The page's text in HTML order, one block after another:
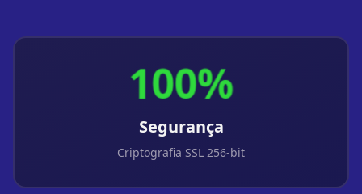
100%
Segurança
Criptografia SSL 256-bit